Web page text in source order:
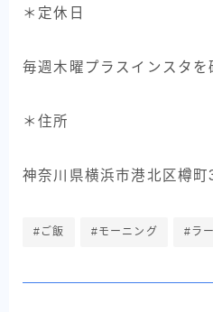
＊定休日
毎週木曜プラスインスタを
＊住所
神奈川県横浜市港北区樽
#ご飯 #モーニング #ラ